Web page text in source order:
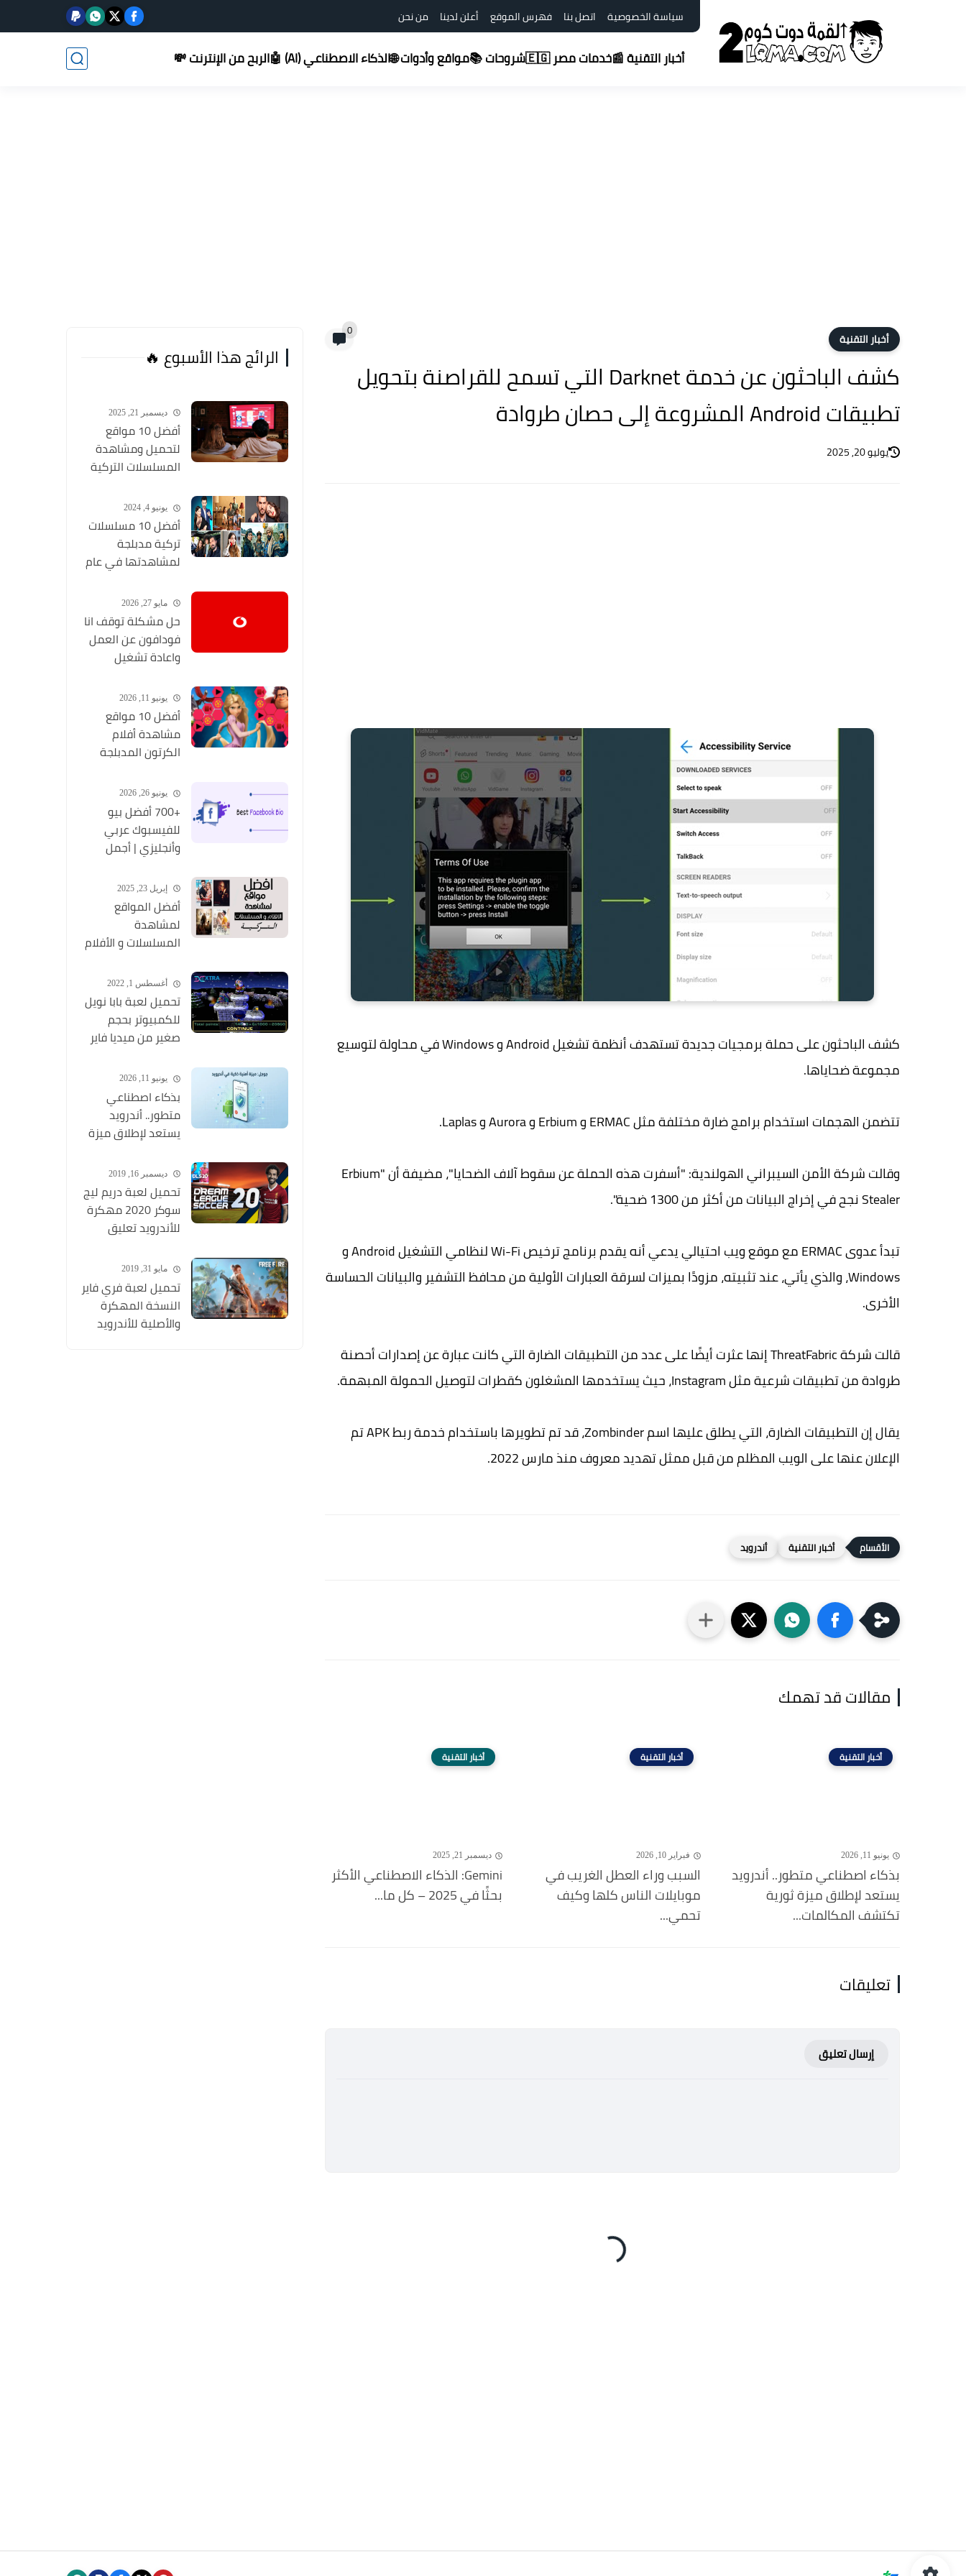
سياسة الخصوصية اتصل بنا فهرس الموقع أعلن لدينا من نحن
أخبار التقنية 📰خدمات مصر 🇪🇬 شروحات 📚مواقع وأدوات 🌐الذكاء الاصطناعي (AI) 🤖 الربح من الإنترنت 💸
أخبار التقنية 0
كشف الباحثون عن خدمة Darknet التي تسمح للقراصنة بتحويل
تطبيقات Android المشروعة إلى حصان طروادة
يوليو 20, 2025
كشف الباحثون على حملة برمجيات جديدة تستهدف أنظمة تشغيل Android و Windows في محاولة لتوسيع
مجموعة ضحاياها.
تتضمن الهجمات استخدام برامج ضارة مختلفة مثل ERMAC و Erbium و Aurora و Laplas.
وقالت شركة الأمن السيبراني الهولندية: "أسفرت هذه الحملة عن سقوط آلاف الضحايا"، مضيفة أن "Erbium
Stealer نجح في إخراج البيانات من أكثر من 1300 ضحية".
تبدأ عدوى ERMAC مع موقع ويب احتيالي يدعي أنه يقدم برنامج ترخيص Wi-Fi لنظامي التشغيل Android و
Windows، والذي يأتي، عند تثبيته، مزودًا بميزات لسرقة العبارات الأولية من محافظ التشفير والبيانات الحساسة
الأخرى.
قالت شركة ThreatFabric إنها عثرت أيضًا على عدد من التطبيقات الضارة التي كانت عبارة عن إصدارات أحصنة
طروادة من تطبيقات شرعية مثل Instagram، حيث يستخدمها المشغلون كقطرات لتوصيل الحمولة المبهمة.
يقال إن التطبيقات الضارة، التي يطلق عليها اسم Zombinder، قد تم تطويرها باستخدام خدمة ربط APK تم
الإعلان عنها على الويب المظلم من قبل ممثل تهديد معروف منذ مارس 2022.
أخبار التقنية أندرويد
مقالات قد تهمك
أخبار التقنية
يونيو 11, 2026
بذكاء اصطناعي متطور.. أندرويد
يستعد لإطلاق ميزة ثورية
تكتشف المكالمات...
أخبار التقنية
فبراير 10, 2026
السبب وراء العطل الغريب في
موبايلات الناس كلها وكيف
تحمي...
أخبار التقنية
ديسمبر 21, 2025
Gemini: الذكاء الاصطناعي الأكثر
بحثًا في 2025 – كل ما...
تعليقات
إرسال تعليق
الرائج هذا الأسبوع 🔥
ديسمبر 21, 2025
أفضل 10 مواقع
لتحميل ومشاهدة
المسلسلات التركية
يونيو 4, 2024
أفضل 10 مسلسلات
تركية مدبلجة
لمشاهدتها في عام
المسلسلات التركية
HD)
مايو 27, 2026
حل مشكلة توقف انا
فودافون عن العمل
واعادة تشغيل
يونيو 11, 2026
أفضل 10 مواقع
مشاهدة أفلام
الكرتون المدبلجة
يونيو 26, 2026
+700 أفضل بيو
للفيسبوك عربي
وأنجليزي | أجمل
للفيسبوك 2026
Facebook Stylish Bio
إبريل 23, 2025
أفضل المواقع
لمشاهدة
المسلسلات و الأفلام
وبجودة عالية
أغسطس 1, 2022
تحميل لعبة بابا نويل
للكمبيوتر بحجم
صغير من ميديا فاير
يونيو 11, 2026
بذكاء اصطناعي
متطور.. أندرويد
يستعد لإطلاق ميزة
المكالمات الاحتيالية
وتنهيها فوراً
ديسمبر 16, 2019
تحميل لعبة دريم ليج
سوكر 2020 مهكرة
للأندرويد تعليق
اصدار) Dream
League Soccer
مايو 31, 2019
تحميل لعبة فري فاير
النسخة المهكرة
والأصلية للأندرويد